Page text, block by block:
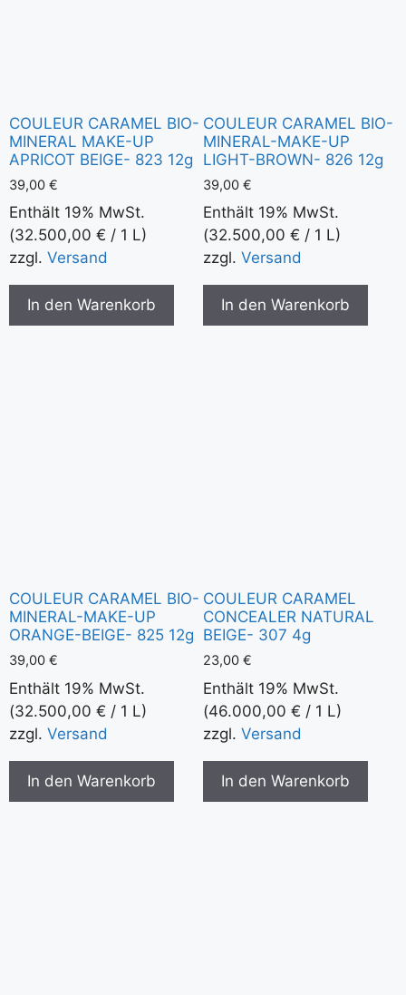
COULEUR CARAMEL BIO-
MINERAL MAKE-UP
APRICOT BEIGE- 823 12g
39,00 €
Enthält 19% MwSt.
(32.500,00 € / 1 L)
zzgl. Versand
In den Warenkorb
COULEUR CARAMEL BIO-
MINERAL-MAKE-UP
LIGHT-BROWN- 826 12g
39,00 €
Enthält 19% MwSt.
(32.500,00 € / 1 L)
zzgl. Versand
In den Warenkorb
COULEUR CARAMEL BIO-
MINERAL-MAKE-UP
ORANGE-BEIGE- 825 12g
39,00 €
Enthält 19% MwSt.
(32.500,00 € / 1 L)
zzgl. Versand
In den Warenkorb
COULEUR CARAMEL
CONCEALER NATURAL
BEIGE- 307 4g
23,00 €
Enthält 19% MwSt.
(46.000,00 € / 1 L)
zzgl. Versand
In den Warenkorb